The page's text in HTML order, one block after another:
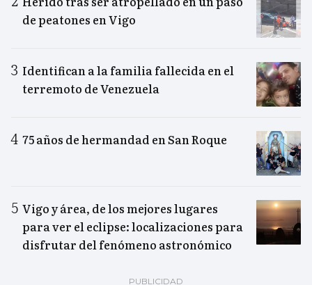
de peatones en Vigo
Identifican a la familia fallecida en el
terremoto de Venezuela
75 años de hermandad en San Roque
Vigo y área, de los mejores lugares
para ver el eclipse: localizaciones para
disfrutar del fenómeno astronómico